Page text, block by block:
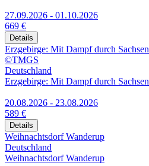
27.09.2026 - 01.10.2026
669 €
Details
Erzgebirge: Mit Dampf durch Sachsen
©TMGS
Deutschland
Erzgebirge: Mit Dampf durch Sachsen
20.08.2026 - 23.08.2026
589 €
Details
Weihnachtsdorf Wanderup
Deutschland
Weihnachtsdorf Wanderup